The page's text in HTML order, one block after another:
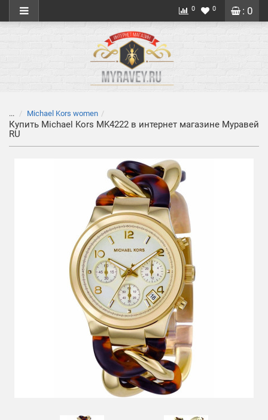
: 0
0 0
... Michael Kors women
Купить Michael Kors MK4222 в интернет магазине Муравей
RU